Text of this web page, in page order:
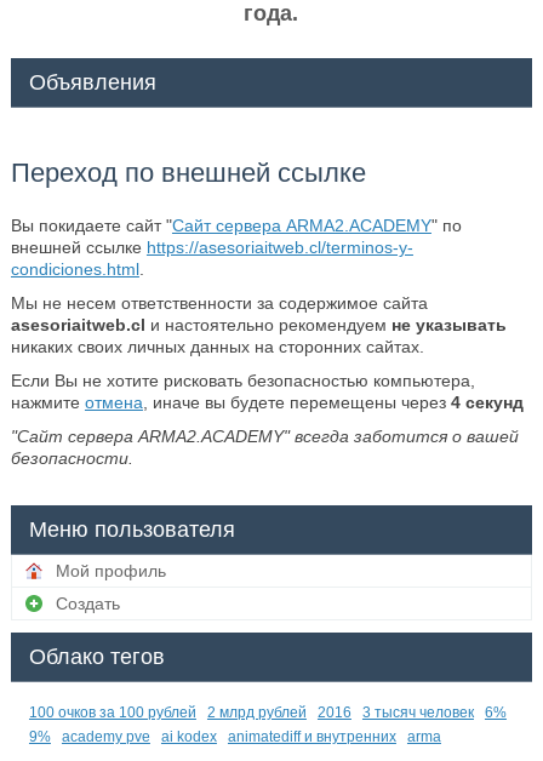
года.
Объявления
Переход по внешней ссылке
Вы покидаете сайт "Сайт сервера ARMA2.ACADEMY" по
внешней ссылке https://asesoriaitweb.cl/terminos-y-
condiciones.html.
Мы не несем ответственности за содержимое сайта
asesoriaitweb.cl и настоятельно рекомендуем не указывать
никаких своих личных данных на сторонних сайтах.
Если Вы не хотите рисковать безопасностью компьютера,
нажмите отмена , иначе вы будете перемещены через 4секунд
"Сайт сервера ARMA2.ACADEMY" всегда заботится о вашей
безопасности.
Меню пользователя
Мой профиль
Создать
Облако тегов
100 очков за 100 рублей 2 млрд рублей 2016 3 тысяч человек
6%
9%
academy pve ai kodex animatediff и внутренних arma